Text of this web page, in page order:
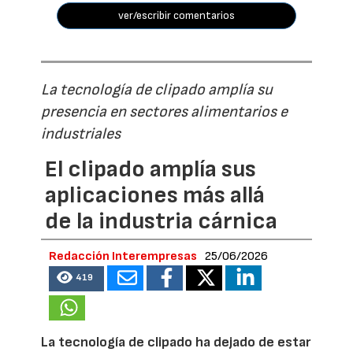
ver/escribir comentarios
La tecnología de clipado amplía su
presencia en sectores alimentarios e
industriales
El clipado amplía sus
aplicaciones más allá
de la industria cárnica
Redacción Interempresas 25/06/2026
419
La tecnología de clipado ha dejado de estar